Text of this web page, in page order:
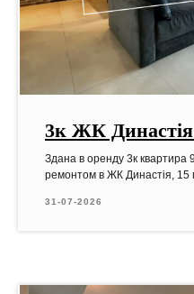
3к ЖК
Здана в оренду 3к квартира
ремонтом в ЖК Династія, 15
31-07-2026